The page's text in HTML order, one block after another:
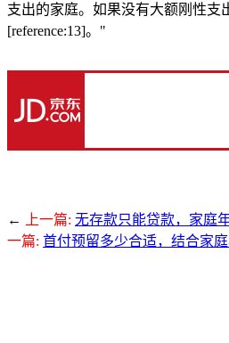
支出的家庭。如果没有大额刚性支
[reference:13]。"
← 上一篇: 无存款只能贷款，家庭
一篇: 首付预留多少合适，结合家